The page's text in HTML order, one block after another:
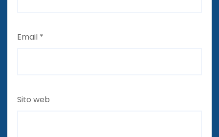
Email *
Sito web